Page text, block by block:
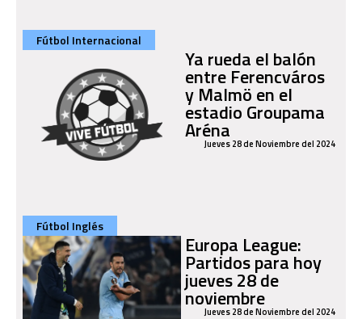
Fútbol Internacional
Ya rueda el balón
entre Ferencváros
y Malmö en el
estadio Groupama
Aréna
Jueves 28 de Noviembre del 2024
Fútbol Inglés
Europa League:
Partidos para hoy
jueves 28 de
noviembre
Jueves 28 de Noviembre del 2024